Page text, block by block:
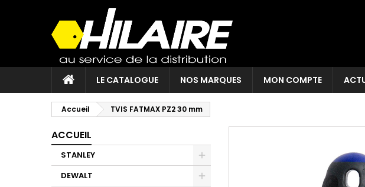
LE CATALOGUE NOS MARQUES MON COMPTE
Accueil TVIS FATMAX PZ2 30 mm
ACCUEIL
STANLEY
DEWALT